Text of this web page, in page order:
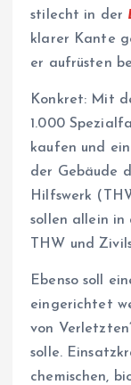
stilecht in der
klarer Kante
er aufrüsten
Konkret: Mit
1.000
kaufen und
der Gebäude
Hilfswerk
sollen allein in
THW und
Ebenso soll
eingerichtet
von
solle.
chemischen,